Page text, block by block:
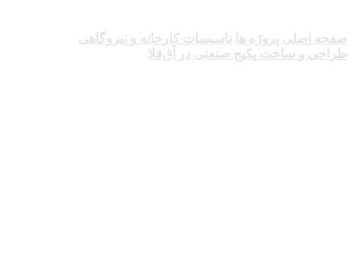
صفحه اصلی پروژه ها تاسیسات کارخانه و نیروگاهی
طراحی و ساخت پکیج صنعتی در آق‌قلا